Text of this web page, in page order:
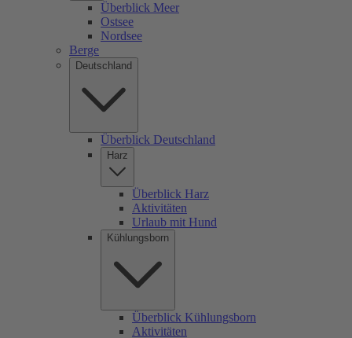
Überblick Meer
Ostsee
Nordsee
Berge
Deutschland
Überblick Deutschland
Harz
Überblick Harz
Aktivitäten
Urlaub mit Hund
Kühlungsborn
Überblick Kühlungsborn
Aktivitäten